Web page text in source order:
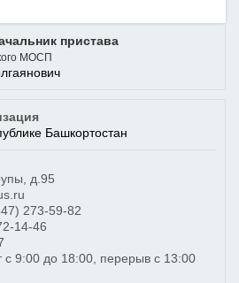
пристава
МОСП
Башкортостан
д.95
273-59-82
14-46
9:00 до 18:00, перерыв с 13:00